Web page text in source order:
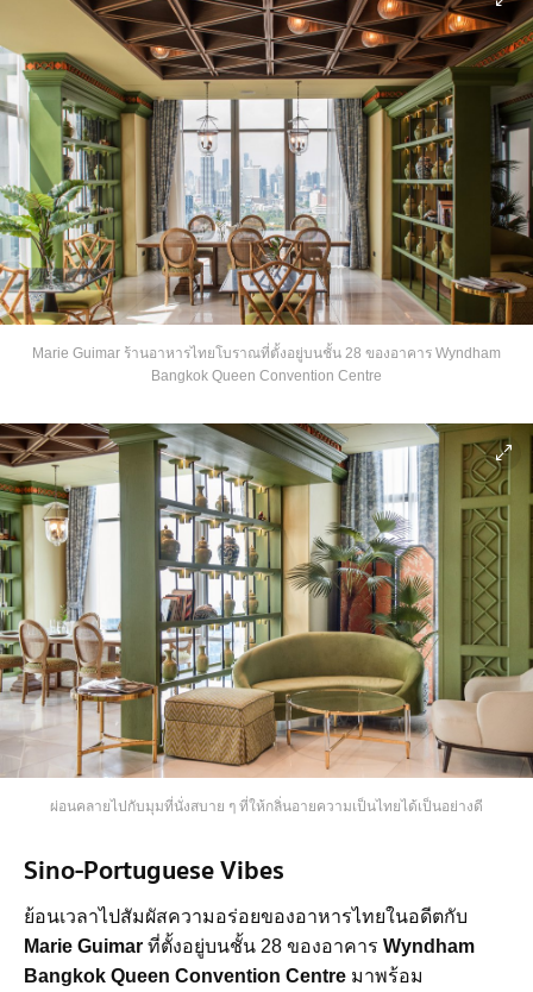
Marie Guimar ร้านอาหารไทยโบราณที่ตั้งอยู่บนชั้น 28 ของอาคาร Wyndham
Bangkok Queen Convention Centre
ผ่อนคลายไปกับมุมที่นั่งสบาย ๆ ที่ให้กลิ่นอายความเป็นไทยได้เป็นอย่างดี
Sino-Portuguese Vibes
ย้อนเวลาไปสัมผัสความอร่อยของอาหารไทยในอดีตกับ
Marie Guimar ที่ตั้งอยู่บนชั้น 28 ของอาคาร Wyndham
Bangkok Queen Convention Centre มาพร้อม